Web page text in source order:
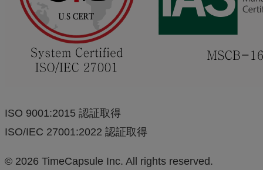
ISO 9001:2015 認証取得
ISO/IEC 27001:2022 認証取得
© 2026 TimeCapsule Inc. All rights reserved.